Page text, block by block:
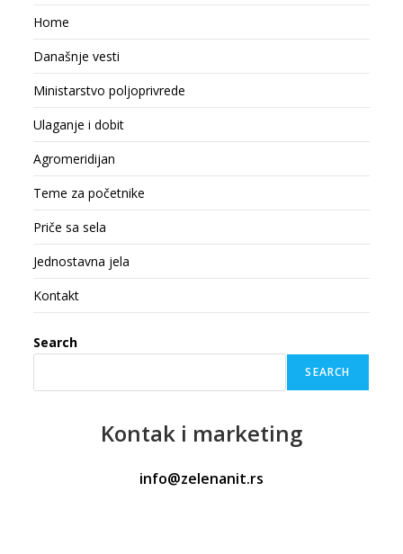
Home
Današnje vesti
Ministarstvo poljoprivrede
Ulaganje i dobit
Agromeridijan
Teme za početnike
Priče sa sela
Jednostavna jela
Kontakt
Search
SEARCH
Kontak i marketing
info@zelenanit.rs